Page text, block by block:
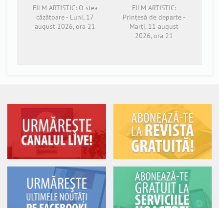
FILM ARTISTIC: O stea
căzătoare - Luni, 17
august 2026, ora 21
FILM ARTISTIC:
Prințesă de departe -
Marți, 11 august
2026, ora 21